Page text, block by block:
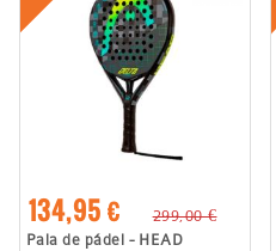
134,95 €
299,00 €
Pala de pádel - HEAD